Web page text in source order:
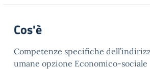
Cos'è
Competenze specifiche
umane opzione Economico-sociale